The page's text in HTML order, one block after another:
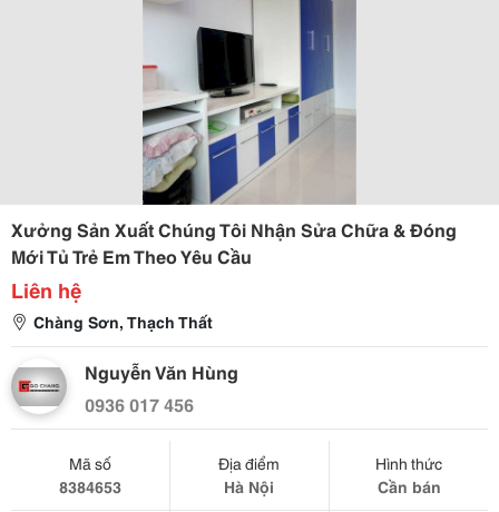
Xưởng Sản Xuất Chúng Tôi Nhận Sửa Chữa & Đóng
Mới Tủ Trẻ Em Theo Yêu Cầu
Liên hệ
Chàng Sơn, Thạch Thất
Nguyễn Văn Hùng
0936 017 456
Mã số
8384653
Địa điểm
Hà Nội
Hình thức
Cần bán